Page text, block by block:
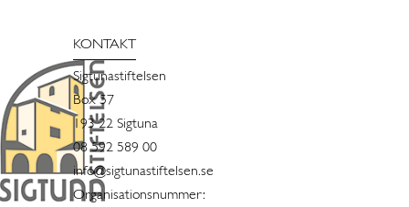
KONTAKT
Sigtunastiftelsen
Box 57
193 22 Sigtuna
08 592 589 00
info@sigtunastiftelsen.se
Organisationsnummer: